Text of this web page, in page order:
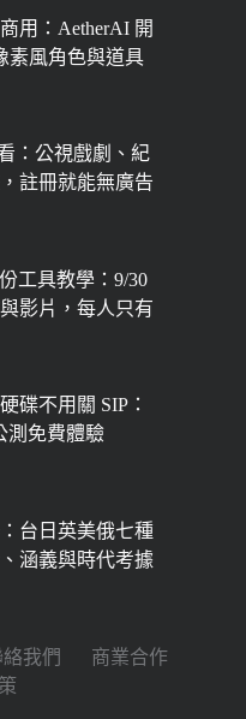
用：AetherAI 開
素風角色與道具
：公視戲劇、紀
註冊就能無廣告
工具教學：9/30
影片，每人只有
碟不用關 SIP：
測免費體驗
台日英美俄七種
涵義與時代考據
絡我們
商業合作